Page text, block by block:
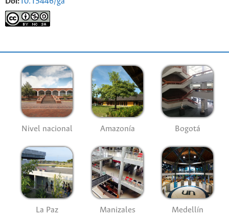
Nivel nacional Amazonía Bogotá
La Paz Manizales Medellín